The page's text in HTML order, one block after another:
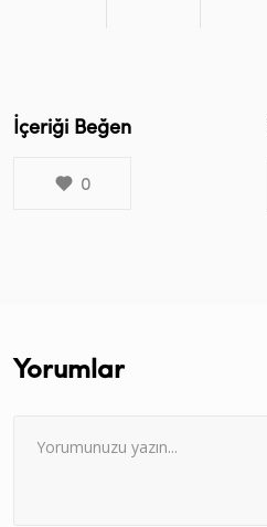
İçeriği Beğen
0
Yorumlar